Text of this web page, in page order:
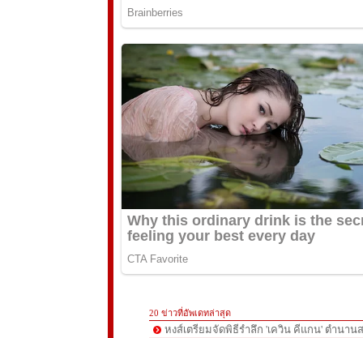
20 ข่าวที่อัพเดทล่าสุด
หงส์เตรียมจัดพิธีรำลึก 'เควิน คีแกน' ตำนาน